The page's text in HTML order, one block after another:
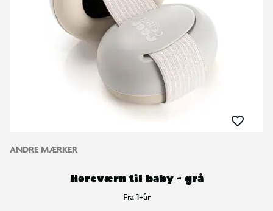
ANDRE MÆRKER
Høreværn til baby - grå
Fra 1+år